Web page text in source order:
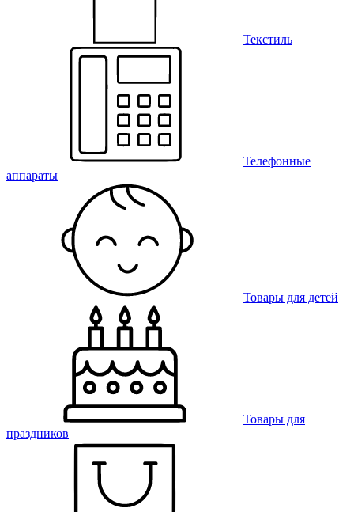
Текстиль
Телефонные
аппараты
Товары для детей
Товары для
праздников